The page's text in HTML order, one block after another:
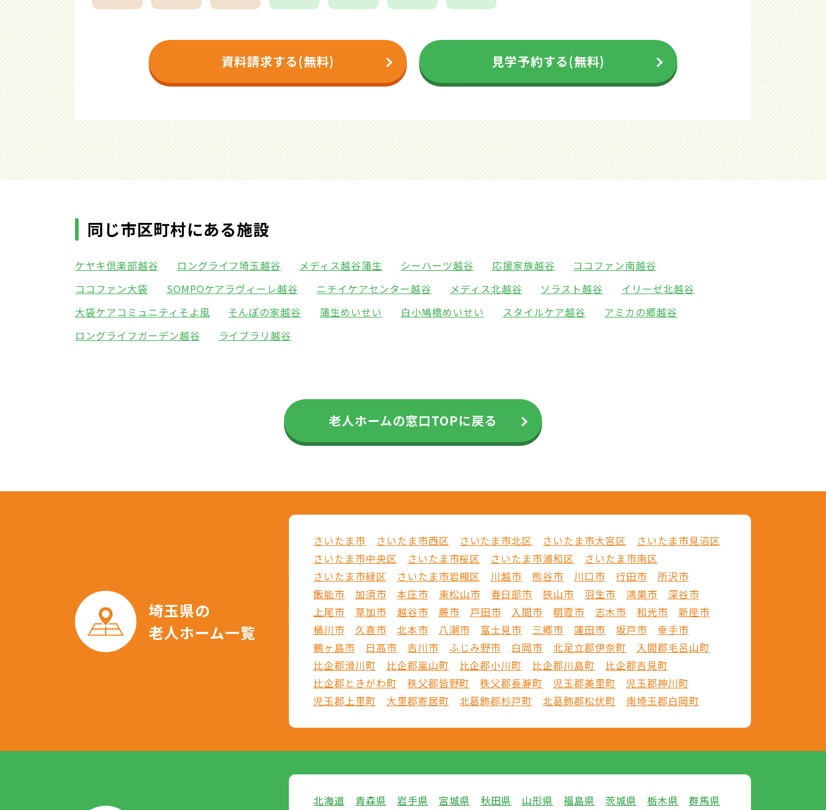
資料請求する(無料) 見学予約する(無料)
同じ市区町村にある施設
ケヤキ倶楽部越谷 ロングライフ埼玉越谷 メディス越谷蒲生 シーハーツ越谷 応援家族越谷
ココファン南越谷
ココファン大袋
SOMPOケアラヴィーレ越谷 ニチイケアセンター越谷 メディス北越谷 ソラスト越谷
イリーゼ北越谷
大袋ケアコミュニティそよ風
そんぽの家越谷 蒲生めいせい 白小鳩橋めいせい スタイルケア越谷
アミカの郷越谷
ロングライフガーデン越谷
ライブラリ越谷
老人ホームの窓口TOPに戻る
埼玉県の
老人ホーム一覧
さいたま市 さいたま市西区 さいたま市北区 さいたま市大宮区
さいたま市見沼区
さいたま市中央区
さいたま市桜区 さいたま市浦和区
さいたま市南区
さいたま市緑区
さいたま市岩槻区 川越市 熊谷市 川口市 行田市
所沢市
飯能市
加須市 本庄市 東松山市 春日部市 狭山市 羽生市 鴻巣市
深谷市
上尾市
草加市 越谷市 蕨市 戸田市 入間市 朝霞市 志木市 和光市
新座市
桶川市
久喜市 北本市 八潮市 富士見市 三郷市 蓮田市 坂戸市
幸手市
鶴ヶ島市
日高市 吉川市 ふじみ野市 白岡市 北足立郡伊奈町
入間郡毛呂山町
比企郡滑川町
比企郡嵐山町 比企郡小川町 比企郡川島町
比企郡吉見町
比企郡ときがわ町
秩父郡皆野町 秩父郡長瀞町 児玉郡美里町
児玉郡神川町
児玉郡上里町
大里郡寄居町 北葛飾郡杉戸町 北葛飾郡松伏町 南埼玉郡白岡町
北海道 青森県 岩手県 宮城県 秋田県 山形県 福島県 茨城県 栃木県
群馬県